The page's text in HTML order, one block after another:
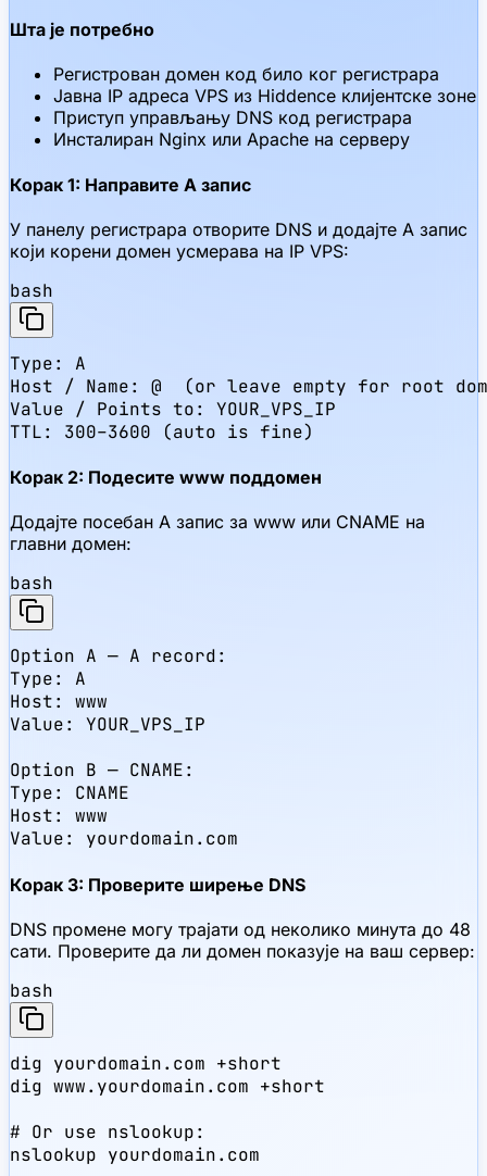
Шта је потребно
Регистрован домен код било ког регистрара
Јавна IP адреса VPS из Hiddence клијентске зоне
Приступ управљању DNS код регистрара
Инсталиран Nginx или Apache на серверу
Корак 1: Направите A запис
У панелу регистрара отворите DNS и додајте A запис
који корени домен усмерава на IP VPS:
bash
Type: A
Host / Name: @  (or leave empty for root
Value / Points to: YOUR_VPS_IP
TTL: 300–3600 (auto is fine)
Корак 2: Подесите www поддомен
Додајте посебан A запис за www или CNAME на
главни домен:
bash
Option A — A record:
Type: A
Host: www
Value: YOUR_VPS_IP
Option B — CNAME:
Type: CNAME
Host: www
Value: yourdomain.com
Корак 3: Проверите ширење DNS
DNS промене могу трајати од неколико минута до 48
сати. Проверите да ли домен показује на ваш сервер:
bash
dig yourdomain.com +short
dig www.yourdomain.com +short
# Or use nslookup:
nslookup yourdomain.com